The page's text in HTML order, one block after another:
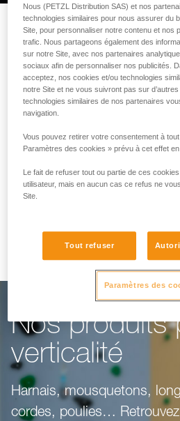
Vous
au
acrobatiques en hauteur,
canyoning, notre objectif
travail. Cette offre dédiée
métier.
Nos produits
verticalité
Harnais, mousquetons,
cordes, poulies…
Nous (PETZL Distribution SAS) et nos
technologies similaires pour nous assurer du
Site, pour personnaliser notre contenu et nos
trafic. Nous partageons également des
sur notre Site, avec nos partenaires
sociaux afin de personnaliser nos publicités.
acceptez, nos cookies et/ou technologies
notre Site et ne vous suivront pas sur
technologies similaires de nos partenaires
navigation.
Vous pouvez retirer votre consentement à
Paramètres des cookies » prévu à cet effet en
Le fait de refuser tout ou partie de ces
utilisateur, mais en aucun cas ce refus ne
Site.
Tout refuser
Paramètres des